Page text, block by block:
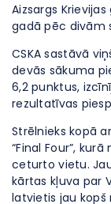
Aizsargs
gadā pēc divām
CSKA sastāvā
devās sākuma
6,2 punktus,
rezultatīvas
Strēlnieks kopā
“Final Four”,
ceturto vietu.
kārtas kļuva par
latvietis jau